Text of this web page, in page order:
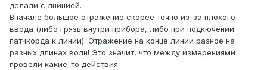
делали с лнинией.
Вначале большое отражение скорее точно из-за плохого
ввода (либо грязь внутри прибора, либо при подкючении
патчкорда к линии). Отражение на конце линии разное на
разных длинах волн! Это значит, что между измерениями
провели какие-то действия.